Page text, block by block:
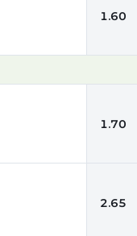
1.60
1.70
2.65